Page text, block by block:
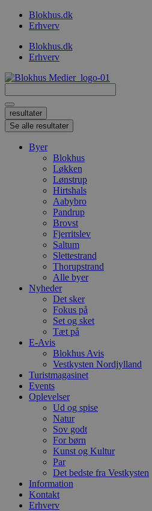
VidereBlokhus.dk
Erhverv
Blokhus.dk
Erhverv
...
resultater
Se alle resultater
Byer
Blokhus
Løkken
Lønstrup
Hirtshals
Aabybro
Pandrup
Brovst
Fjerritslev
Saltum
Slettestrand
Thorupstrand
Alle byer
Nyheder
Det sker
Fokus på
Set og sket
Tæt på
E-Avis
Blokhus Avis
Vestkysten Nordjylland
Turistmagasinet
Events
Oplevelser
Ud og spise
Natur
Sov godt
For børn
Kunst og Kultur
Par
Det bedste fra Vestkysten
Information
Kontakt
Erhverv